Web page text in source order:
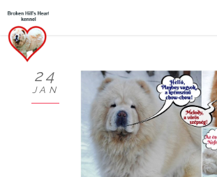
BEMUTATKOZÁS
24
JAN